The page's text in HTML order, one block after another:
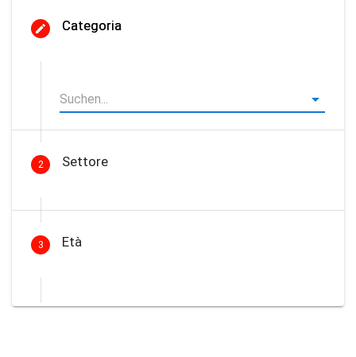
Categoria
2 Settore
3 Età